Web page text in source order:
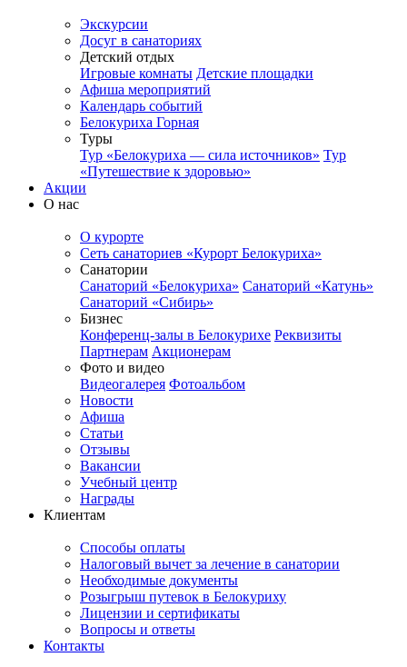
Экскурсии
Досуг в санаториях
Детский отдых
Игровые комнаты Детские площадки
Афиша мероприятий
Календарь событий
Белокуриха Горная
Туры
Тур «Белокуриха — сила источников» Тур
«Путешествие к здоровью»
Акции
О нас
О курорте
Сеть санаториев «Курорт Белокуриха»
Санатории
Санаторий «Белокуриха» Санаторий «Катунь»
Санаторий «Сибирь»
Бизнес
Конференц-залы в Белокурихе Реквизиты
Партнерам Акционерам
Фото и видео
Видеогалерея Фотоальбом
Новости
Афиша
Статьи
Отзывы
Вакансии
Учебный центр
Награды
Клиентам
Способы оплаты
Налоговый вычет за лечение в санатории
Необходимые документы
Розыгрыш путевок в Белокуриху
Лицензии и сертификаты
Вопросы и ответы
Контакты